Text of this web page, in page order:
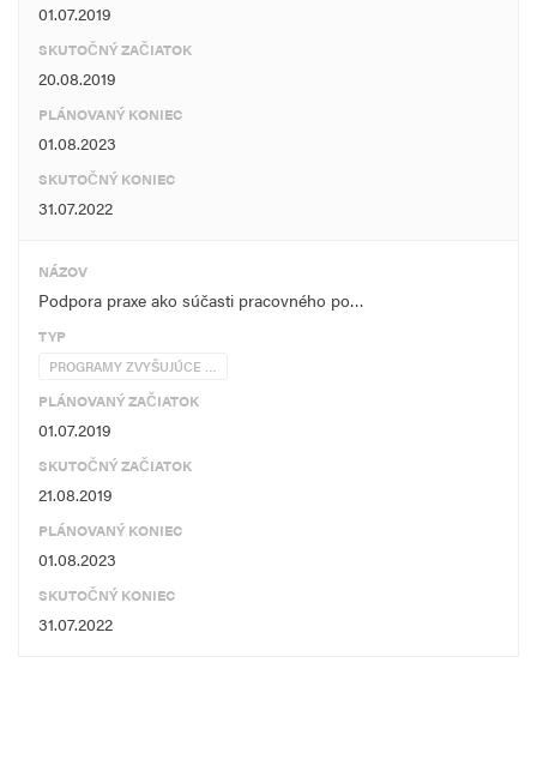
01.07.2019
SKUTOČNÝ ZAČIATOK
20.08.2019
PLÁNOVANÝ KONIEC
01.08.2023
SKUTOČNÝ KONIEC
31.07.2022
NÁZOV
Podpora praxe ako súčasti pracovného po…
TYP
PROGRAMY ZVYŠUJÚCE …
PLÁNOVANÝ ZAČIATOK
01.07.2019
SKUTOČNÝ ZAČIATOK
21.08.2019
PLÁNOVANÝ KONIEC
01.08.2023
SKUTOČNÝ KONIEC
31.07.2022